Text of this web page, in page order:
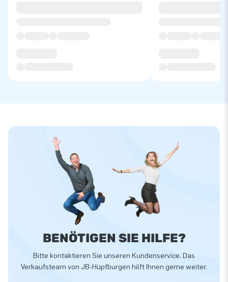
BENÖTIGEN SIE HILFE?
Bitte kontaktieren Sie unseren Kundenservice. Das
Verkaufsteam von JB-Hüpfburgen hilft Ihnen gerne weiter.